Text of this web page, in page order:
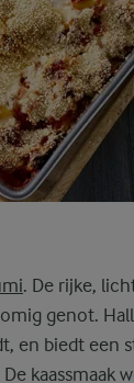
. De rijke,
genot.
en biedt een
kaassmaak